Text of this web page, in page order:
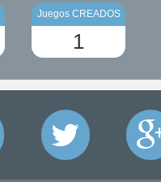
Juegos CREADOS
1